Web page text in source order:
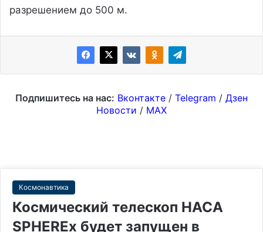
разрешением до 500 м.
Подпишитесь на нас: Вконтакте / Telegram / Дзен
Новости / MAX